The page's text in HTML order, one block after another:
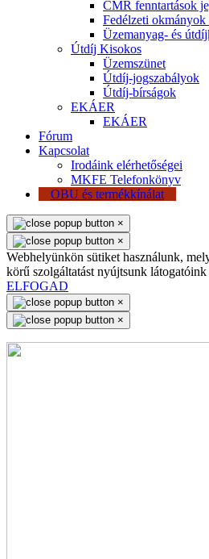
CMR fenntartások
Fedélzeti okmányok
Üzemanyag- és
Útdíj Kisokos
Üzemszünet
Útdíj-jogszabályok
Útdíj-bírságok
EKÁER
EKÁER
Fórum
Kapcsolat
Irodáink elérhetőségei
MKFE Telefonkönyv
OBU és termékkínálat
×
×
Webhelyünkön sütiket használunk,
körű szolgáltatást nyújtsunk látogatóink
ELFOGAD
×
×